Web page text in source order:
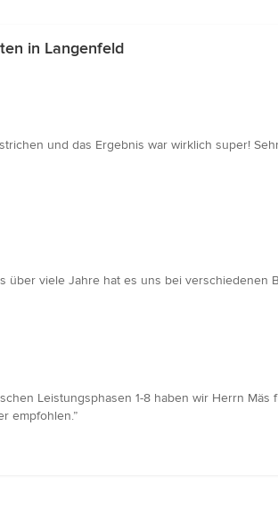
in Langenfeld
und das Ergebnis war wirklich super!
über viele Jahre hat es uns bei verschiedenen
Leistungsphasen 1-8 haben wir Herrn
empfohlen.”